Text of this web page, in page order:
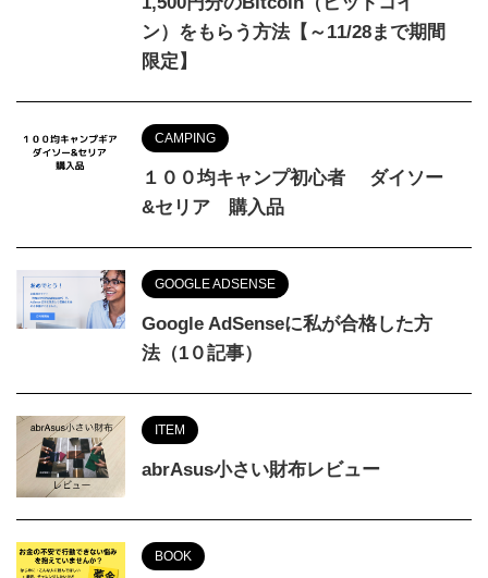
ン）をもらう方法【～11/28まで期間
限定】
CAMPING
１００均キャンプ初心者 ダイソー
&セリア 購入品
GOOGLE ADSENSE
Google AdSenseに私が合格した方
法（1０記事）
ITEM
abrAsus小さい財布レビュー
BOOK